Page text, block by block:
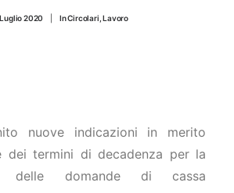
2020 InCircolari ,Lavoro
nuove indicazioni in merito
dei termini di decadenza per la
delle domande di cassa